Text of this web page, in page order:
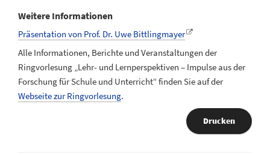
Weitere Informationen
Präsentation von Prof. Dr. Uwe Bittlingmayer
Alle Informationen, Berichte und Veranstaltungen der
Ringvorlesung „Lehr- und Lernperspektiven – Impulse aus der
Forschung für Schule und Unterricht“ finden Sie auf der
Webseite zur Ringvorlesung.
Drucken